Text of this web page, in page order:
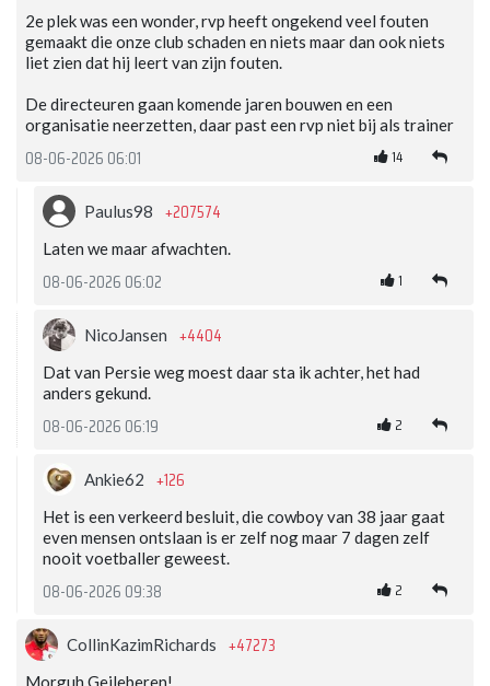
2e plek was een wonder, rvp heeft ongekend veel fouten
gemaakt die onze club schaden en niets maar dan ook niets
liet zien dat hij leert van zijn fouten.
De directeuren gaan komende jaren bouwen en een
organisatie neerzetten, daar past een rvp niet bij als trainer
08-06-2026 06:01 14
Paulus98 +207574
Laten we maar afwachten.
08-06-2026 06:02 1
NicoJansen +4404
Dat van Persie weg moest daar sta ik achter, het had
anders gekund.
08-06-2026 06:19 2
Ankie62 +126
Het is een verkeerd besluit, die cowboy van 38 jaar gaat
even mensen ontslaan is er zelf nog maar 7 dagen zelf
nooit voetballer geweest.
08-06-2026 09:38 2
CollinKazimRichards +47273
Morguh Geileberen!